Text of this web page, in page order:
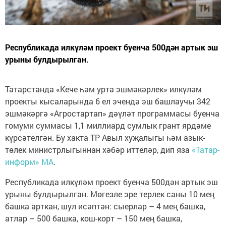
Республикада илкүләм проект буенча 500дән артык эш
урыны булдырылган.
Татарстанда «Кече һәм урта эшмәкәрлек» илкүләм
проекты кысаларында 6 ел эчендә эш башлаучы 342
эшмәкәргә «Агростартап» дәүләт программасы буенча
гомуми суммасы 1,1 миллиард сумлык грант ярдәме
күрсәтелгән. Бу хакта ТР Авыл хуҗалыгы һәм азык-
төлек министрлыгыннан хәбәр иттеләр, дип яза «Татар-
информ» МА.
Республикада илкүләм проект буенча 500дән артык эш
урыны булдырылган. Мөгезле эре терлек саны 10 мең
башка арткан, шул исәптән: сыерлар – 4 мең башка,
атлар – 500 башка, кош-корт – 150 мең башка,